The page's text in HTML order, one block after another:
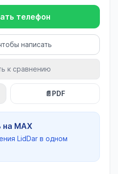
телефон
написать
к сравнению
📄 PDF
MAX
LidDar в одном